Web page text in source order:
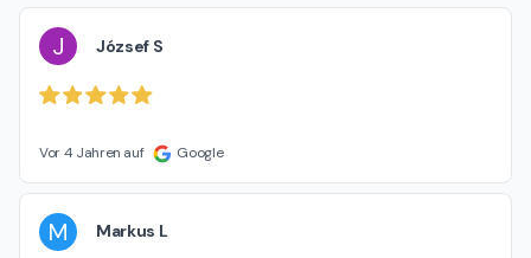
J József S
Vor 4 Jahren auf Google
M Markus L